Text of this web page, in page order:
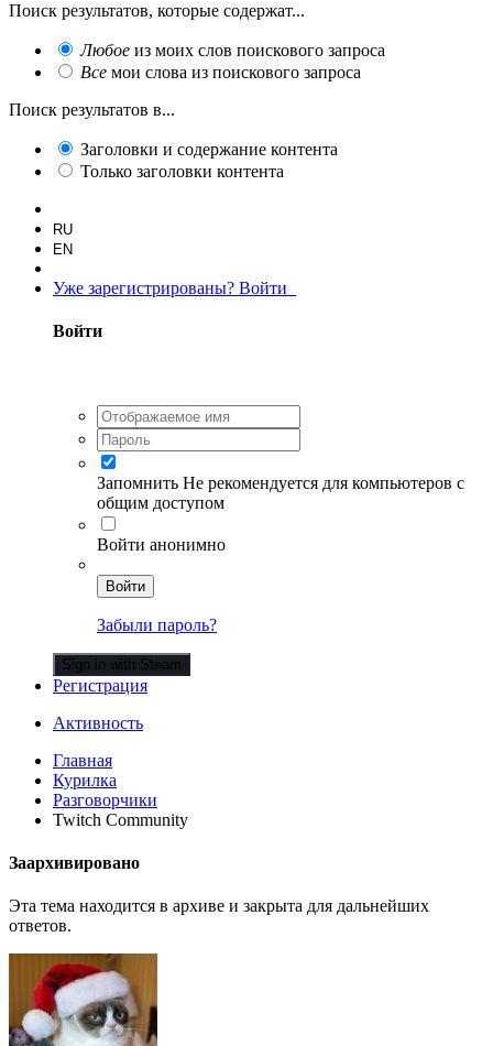
Поиск результатов, которые содержат...
Любое из моих слов поискового запроса
Все мои слова из поискового запроса
Поиск результатов в...
Заголовки и содержание контента
Только заголовки контента
RU
EN
Уже зарегистрированы? Войти
Войти
Запомнить Не рекомендуется для компьютеров с
общим доступом
Войти анонимно
Войти
Забыли пароль?
Sign in with Steam
Регистрация
Активность
Главная
Курилка
Разговорчики
Twitch Community
Заархивировано
Эта тема находится в архиве и закрыта для дальнейших
ответов.